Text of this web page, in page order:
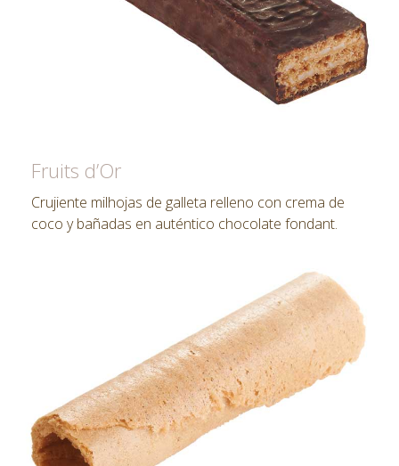
Fruits d’Or
Crujiente milhojas de galleta relleno con crema de
coco y bañadas en auténtico chocolate fondant.